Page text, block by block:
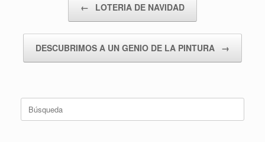
← LOTERIA DE NAVIDAD
DESCUBRIMOS A UN GENIO DE LA PINTURA →
Buscar: